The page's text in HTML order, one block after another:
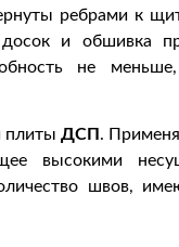
ребрами к
и обшивка
не
ДСП .
высокими
швов,